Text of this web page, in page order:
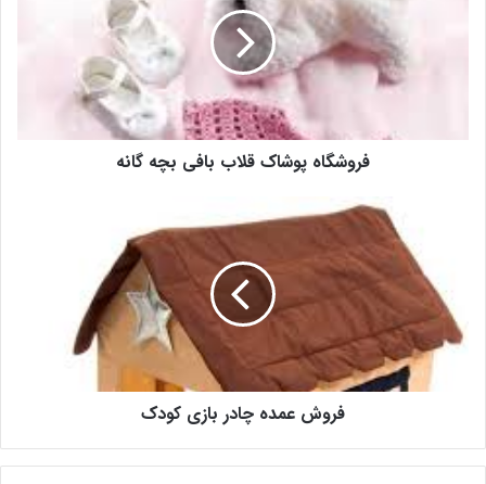
فروشگاه پوشاک قلاب بافی بچه گانه
فروش عمده چادر بازی کودک